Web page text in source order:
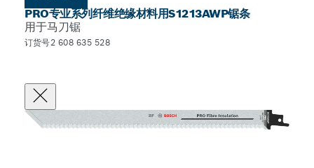
PRO专业系列纤维绝缘材料用S1213AWP锯条
用于马刀锯
订货号2 608 635 528